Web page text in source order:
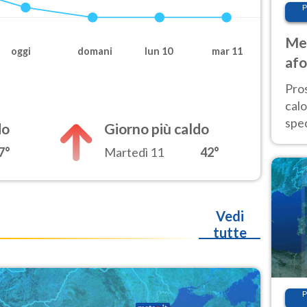
oggi domani lun 10 mar 11
Giorno più caldo
Martedì 11 42°
Vedi
tutte